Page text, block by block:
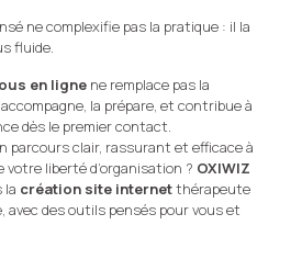
ne complexifie pas la pratique : il la
fluide.
en lignene remplace pas la
la prépare, et contribue à
dès le premier contact.
parcours clair, rassurant et efficace à
liberté d’organisation ? OXIWIZ
la création site internetthérapeute
avec des outils pensés pour vous et